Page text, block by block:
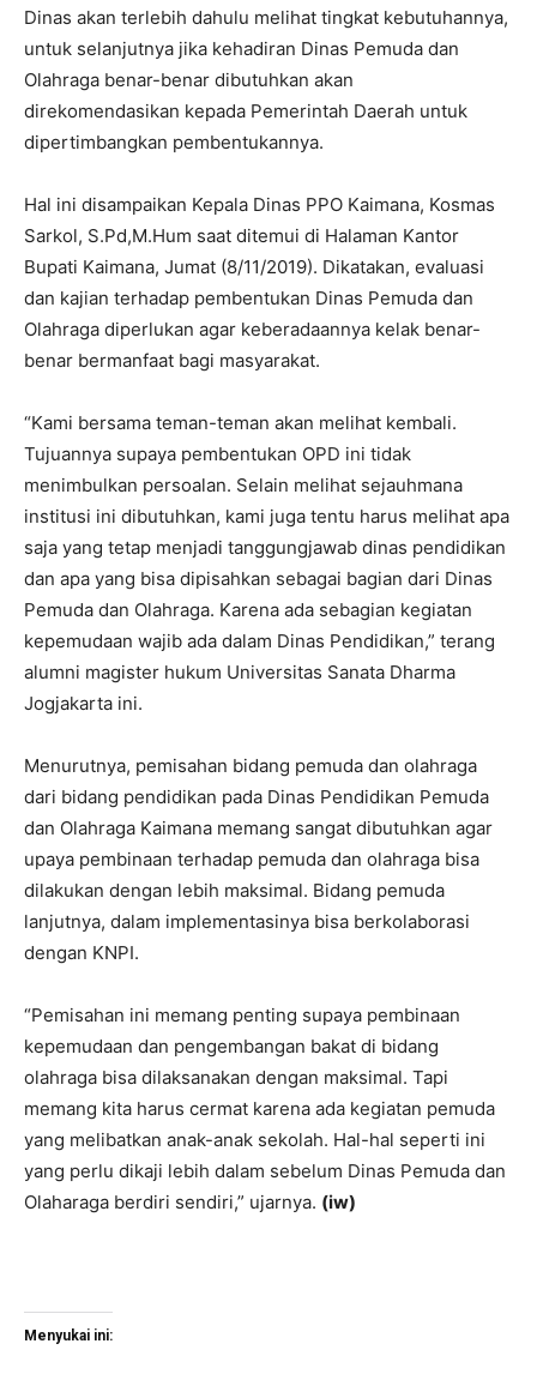
Dinas akan terlebih dahulu melihat tingkat kebutuhannya,
untuk selanjutnya jika kehadiran Dinas Pemuda dan
Olahraga benar-benar dibutuhkan akan
direkomendasikan kepada Pemerintah Daerah untuk
dipertimbangkan pembentukannya.
Hal ini disampaikan Kepala Dinas PPO Kaimana, Kosmas
Sarkol, S.Pd,M.Hum saat ditemui di Halaman Kantor
Bupati Kaimana, Jumat (8/11/2019). Dikatakan, evaluasi
dan kajian terhadap pembentukan Dinas Pemuda dan
Olahraga diperlukan agar keberadaannya kelak benar-
benar bermanfaat bagi masyarakat.
“Kami bersama teman-teman akan melihat kembali.
Tujuannya supaya pembentukan OPD ini tidak
menimbulkan persoalan. Selain melihat sejauhmana
institusi ini dibutuhkan, kami juga tentu harus melihat apa
saja yang tetap menjadi tanggungjawab dinas pendidikan
dan apa yang bisa dipisahkan sebagai bagian dari Dinas
Pemuda dan Olahraga. Karena ada sebagian kegiatan
kepemudaan wajib ada dalam Dinas Pendidikan,” terang
alumni magister hukum Universitas Sanata Dharma
Jogjakarta ini.
Menurutnya, pemisahan bidang pemuda dan olahraga
dari bidang pendidikan pada Dinas Pendidikan Pemuda
dan Olahraga Kaimana memang sangat dibutuhkan agar
upaya pembinaan terhadap pemuda dan olahraga bisa
dilakukan dengan lebih maksimal. Bidang pemuda
lanjutnya, dalam implementasinya bisa berkolaborasi
dengan KNPI.
“Pemisahan ini memang penting supaya pembinaan
kepemudaan dan pengembangan bakat di bidang
olahraga bisa dilaksanakan dengan maksimal. Tapi
memang kita harus cermat karena ada kegiatan pemuda
yang melibatkan anak-anak sekolah. Hal-hal seperti ini
yang perlu dikaji lebih dalam sebelum Dinas Pemuda dan
Olaharaga berdiri sendiri,” ujarnya. (iw)
Menyukai ini: